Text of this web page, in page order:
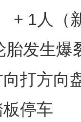
+ 1人（
胎发生
打方向
停车